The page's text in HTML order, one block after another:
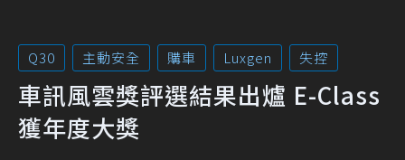
Q30 主動安全 購車 Luxgen 失控
車訊風雲獎評選結果出爐 E-Class
獲年度大獎